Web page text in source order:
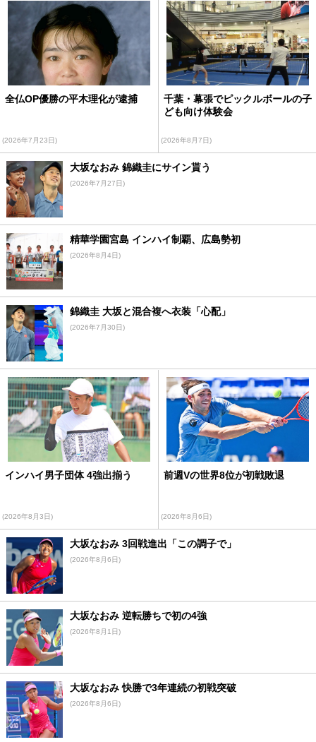
全仏OP優勝の平木理化が逮捕
(2026年7月23日)
千葉・幕張でピックルボールの子
ども向け体験会
(2026年8月7日)
大坂なおみ 錦織圭にサイン貰う
(2026年7月27日)
精華学園宮島 インハイ制覇、広島勢初
(2026年8月4日)
錦織圭 大坂と混合複へ衣装「心配」
(2026年7月30日)
インハイ男子団体 4強出揃う
(2026年8月3日)
前週Vの世界8位が初戦敗退
(2026年8月6日)
大坂なおみ 3回戦進出「この調子で」
(2026年8月6日)
大坂なおみ 逆転勝ちで初の4強
(2026年8月1日)
大坂なおみ 快勝で3年連続の初戦突破
(2026年8月6日)